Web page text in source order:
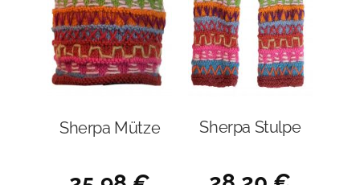
Sherpa Mütze Sherpa Stulpe